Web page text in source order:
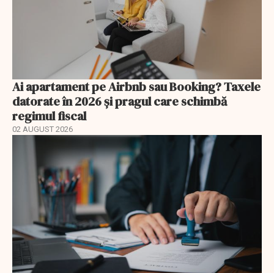
Ai apartament pe Airbnb sau Booking? Taxele
datorate în 2026 și pragul care schimbă
regimul fiscal
02 AUGUST 2026